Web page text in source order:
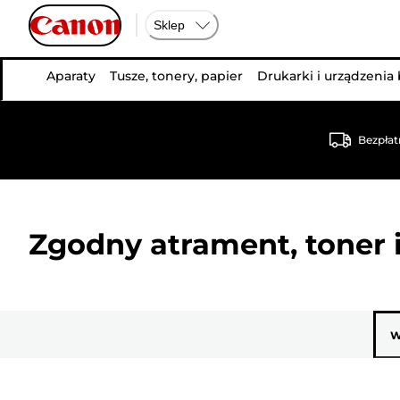
Sklep
Aparaty Tusze, tonery, papier Drukarki i urządzenia
Zgodny atrament, toner